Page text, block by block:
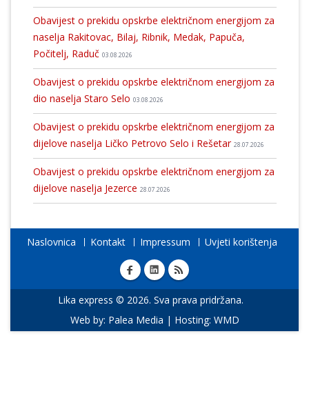
Obavijest o prekidu opskrbe električnom energijom za
naselja Rakitovac, Bilaj, Ribnik, Medak, Papuča,
Počitelj, Raduč 03.08.2026
Obavijest o prekidu opskrbe električnom energijom za
dio naselja Staro Selo 03.08.2026
Obavijest o prekidu opskrbe električnom energijom za
dijelove naselja Ličko Petrovo Selo i Rešetar 28.07.2026
Obavijest o prekidu opskrbe električnom energijom za
dijelove naselja Jezerce 28.07.2026
Naslovnica Kontakt Impressum Uvjeti korištenja
Lika express © 2026. Sva prava pridržana.
Web by: Palea Media | Hosting: WMD